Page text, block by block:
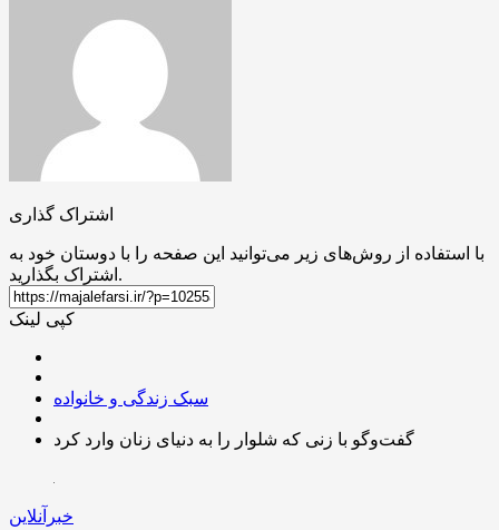
اشتراک گذاری
با استفاده از روش‌های زیر می‌توانید این صفحه را با دوستان خود به
اشتراک بگذارید.
کپی لینک
سبک زندگی و خانواده
گفت‌وگو با زنی که شلوار را به دنیای زنان وارد کرد
خبرآنلاین